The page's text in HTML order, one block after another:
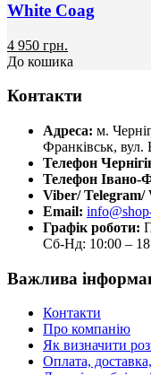
White Coag
4 950 грн.
До кошика
Контакти
Адреса: м.
Франківськ,
Телефон
Телефон Івано-
Viber/ Telegram/
Email:
Графік роботи:
Сб-Нд: 10:00 –
Важлива
Контакти
Про компанію
Як визначити
Оплата,